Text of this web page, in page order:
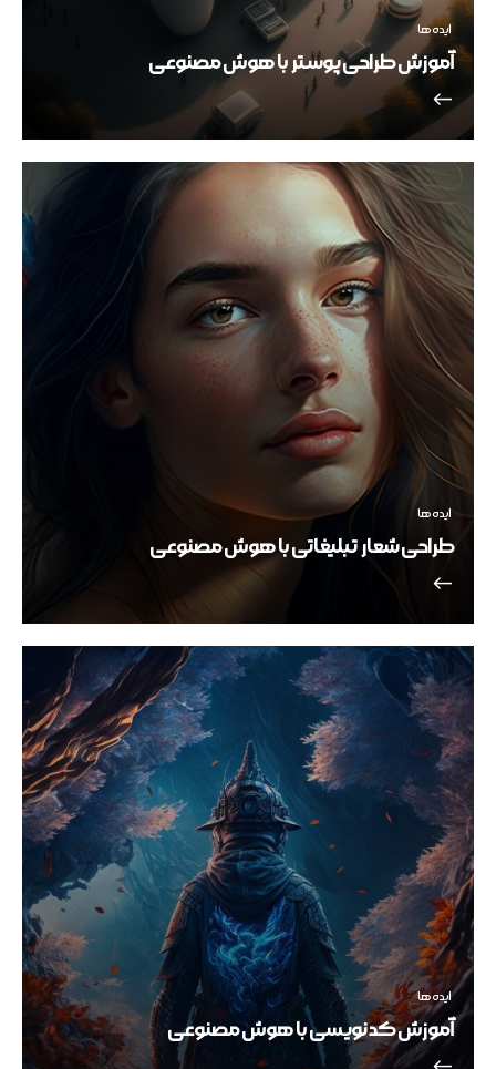
ایده ها
آموزش طراحی پوستر با هوش مصنوعی
ایده ها
طراحی شعار تبلیغاتی با هوش مصنوعی
ایده ها
آموزش کد نویسی با هوش مصنوعی